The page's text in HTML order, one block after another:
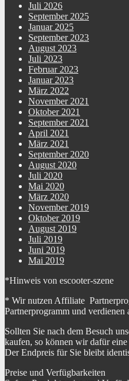
Juli 2026
September 2025
Januar 2025
September 2023
August 2023
Juli 2023
Februar 2023
Januar 2023
März 2022
November 2021
Oktober 2021
September 2021
April 2021
März 2021
September 2020
August 2020
Juli 2020
Mai 2020
März 2020
November 2019
Oktober 2019
August 2019
Juli 2019
Juni 2019
Mai 2019
*Hinweis von escooter-szene
* Wir nutzen Affiliate
Partnerprogramm und
Sollten Sie nach dem Besuch
kaufen, so können wir dafür
Der Endpreis für Sie bleibt
Preise und Verfügbarkeiten